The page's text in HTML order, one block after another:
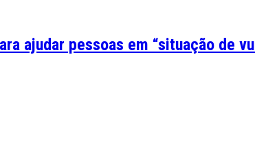
ajudar pessoas em “situação de